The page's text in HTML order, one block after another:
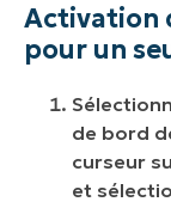
Activation
pour un
de bord
curseur
et